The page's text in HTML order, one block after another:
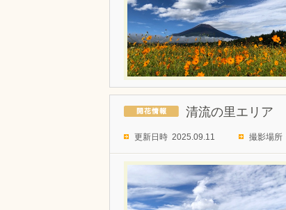
清流の里エリア
更新日時 2025.09.11 撮影場所